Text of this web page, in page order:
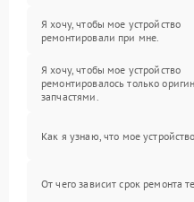
Я хочу, чтобы мое устройство
ремонтировали при мне.
Я хочу, чтобы мое устройство
ремонтировалось только
запчастями.
Как я узнаю, что мое
От чего зависит срок ремонта